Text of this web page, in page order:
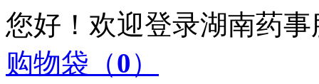
您好！欢迎登录湖南药
购物袋 （0）